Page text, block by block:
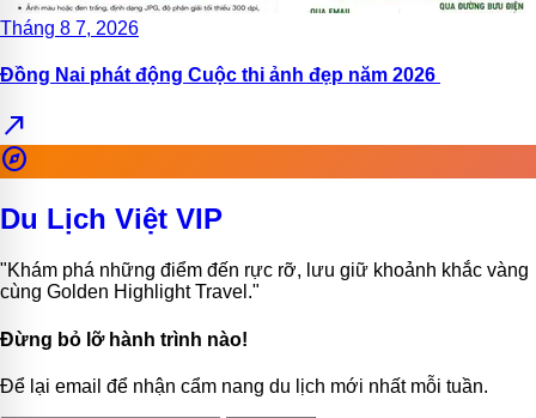
Tháng 8 7, 2026
Đồng Nai phát động Cuộc thi ảnh đẹp năm 2026
north_east
explore
Du Lịch Việt VIP
"Khám phá những điểm đến rực rỡ, lưu giữ khoảnh khắc vàng
cùng Golden Highlight Travel."
Đừng bỏ lỡ hành trình nào!
Để lại email để nhận cẩm nang du lịch mới nhất mỗi tuần.